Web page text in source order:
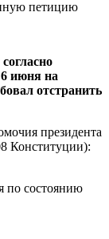
6 июня на
отстранить
президента
Конституции):
по состоянию